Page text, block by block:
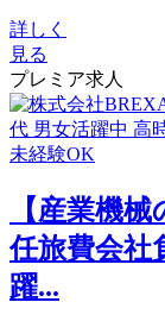
詳しく
見る
プレミア求人
【産業機
任旅費会社
躍...